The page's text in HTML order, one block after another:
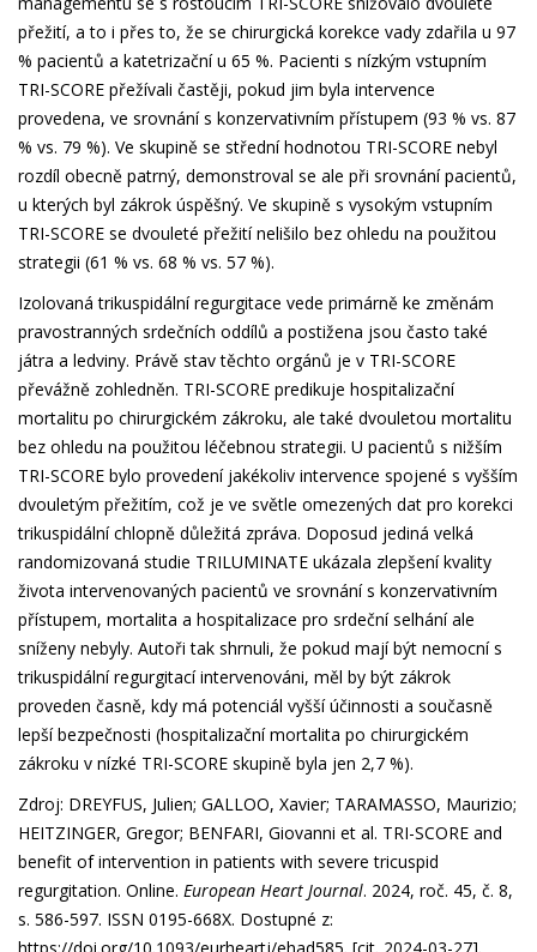
přežití, a to i přes to, že se chirurgická korekce vady zdařila u 97
% pacientů a katetrizační u 65 %. Pacienti s nízkým vstupním
TRI-SCORE přežívali častěji, pokud jim byla intervence
provedena, ve srovnání s konzervativním přístupem (93 % vs. 87
% vs. 79 %). Ve skupině se střední hodnotou TRI-SCORE nebyl
rozdíl obecně patrný, demonstroval se ale při srovnání pacientů,
u kterých byl zákrok úspěšný. Ve skupině s vysokým vstupním
TRI-SCORE se dvouleté přežití nelišilo bez ohledu na použitou
strategii (61 % vs. 68 % vs. 57 %).
Izolovaná trikuspidální regurgitace vede primárně ke změnám
pravostranných srdečních oddílů a postižena jsou často také
játra a ledviny. Právě stav těchto orgánů je v TRI-SCORE
převážně zohledněn. TRI-SCORE predikuje hospitalizační
mortalitu po chirurgickém zákroku, ale také dvouletou mortalitu
bez ohledu na použitou léčebnou strategii. U pacientů s nižším
TRI-SCORE bylo provedení jakékoliv intervence spojené s vyšším
dvouletým přežitím, což je ve světle omezených dat pro korekci
trikuspidální chlopně důležitá zpráva. Doposud jediná velká
randomizovaná studie TRILUMINATE ukázala zlepšení kvality
života intervenovaných pacientů ve srovnání s konzervativním
přístupem, mortalita a hospitalizace pro srdeční selhání ale
sníženy nebyly. Autoři tak shrnuli, že pokud mají být nemocní s
trikuspidální regurgitací intervenováni, měl by být zákrok
proveden časně, kdy má potenciál vyšší účinnosti a současně
lepší bezpečnosti (hospitalizační mortalita po chirurgickém
zákroku v nízké TRI-SCORE skupině byla jen 2,7 %).
Zdroj: DREYFUS, Julien; GALLOO, Xavier; TARAMASSO, Maurizio;
HEITZINGER, Gregor; BENFARI, Giovanni et al. TRI-SCORE and
benefit of intervention in patients with severe tricuspid
regurgitation. Online. European Heart Journal. 2024, roč. 45, č. 8,
s. 586-597. ISSN 0195-668X. Dostupné z:
https://doi.org/10.1093/eurheartj/ehad585. [cit. 2024-03-27].